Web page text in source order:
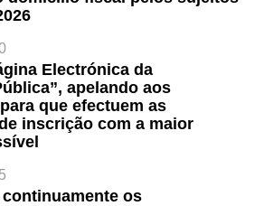
Electrónica da
apelando aos
que efectuem as
inscrição com a maior
os